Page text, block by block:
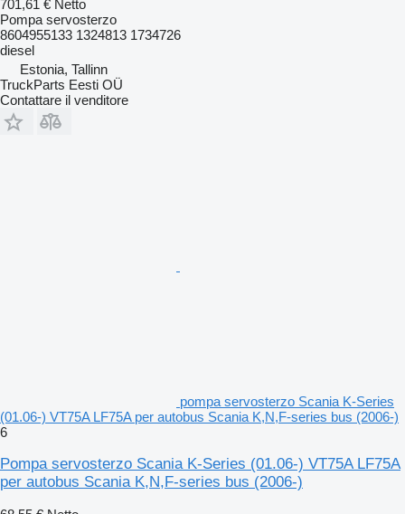
701,61 € Netto
Pompa servosterzo
8604955133 1324813 1734726
diesel
Estonia, Tallinn
TruckParts Eesti OÜ
Contattare il venditore
pompa servosterzo Scania K-Series
(01.06-) VT75A LF75A per autobus Scania K,N,F-series bus (2006-)
6
Pompa servosterzo Scania K-Series (01.06-) VT75A LF75A
per autobus Scania K,N,F-series bus (2006-)